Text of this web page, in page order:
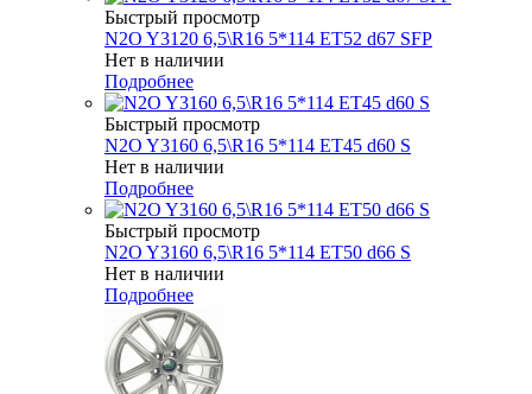
Быстрый просмотр
N2O Y3120 6,5\R16 5*114 ET52 d67 SFP
Нет в наличии
Подробнее
Быстрый просмотр
N2O Y3160 6,5\R16 5*114 ET45 d60 S
Нет в наличии
Подробнее
Быстрый просмотр
N2O Y3160 6,5\R16 5*114 ET50 d66 S
Нет в наличии
Подробнее